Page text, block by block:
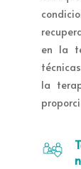
en la
la